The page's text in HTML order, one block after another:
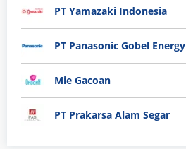
PT Yamazaki Indonesia
PT Panasonic Gobel Energy
Mie Gacoan
PT Prakarsa Alam Segar